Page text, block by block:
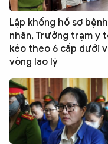
Lập khống hồ sơ bệnh
nhân, Trưởng trạm y
kéo theo 6 cấp dưới
vòng lao lý